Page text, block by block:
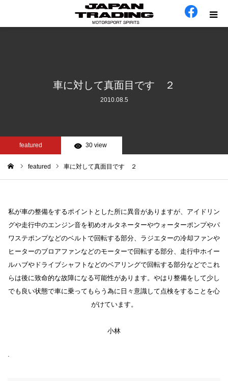
車に対して真面目です ２
2010.08.5
featured 30 view
featured 車に対して真面目です ２
私が車の整備をするポイントとした所に異音がありますが、アイドリン
グや走行中のエンジン音を初めオルタネーターやウォーターポンプやパ
ワステポンプなどのベルトで回転する部分、ラジエターの冷却ファンや
ヒーターのブロアファンなどのモーターで回転する部分、走行中ホイー
ルハブやドライブシャフトなどのベアリングで回転する部分などでこれ
らは後に致命的な故障になる可能性があります。やはり整備をして少し
でも良い状態で車に乗ってもらう為に日々意識して点検をすることを心
がけています。
小林
.